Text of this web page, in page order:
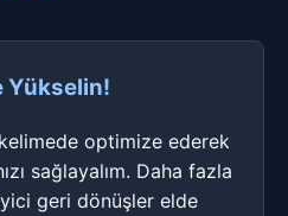
Yükselin!
optimize ederek
sağlayalım. Daha fazla
geri dönüşler elde